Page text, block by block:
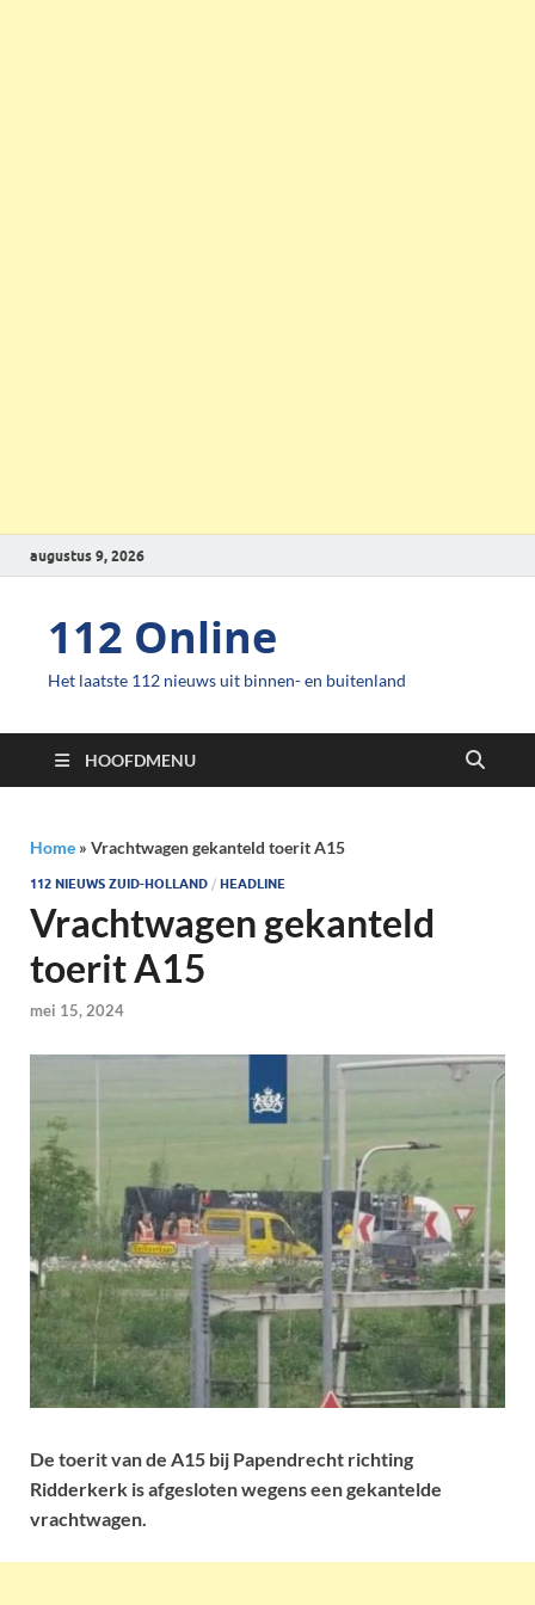
augustus 9, 2026
112 Online
Het laatste 112 nieuws uit binnen- en buitenland
HOOFDMENU
Home » Vrachtwagen gekanteld toerit A15
112 NIEUWS ZUID-HOLLAND / HEADLINE
Vrachtwagen gekanteld
toerit A15
mei 15, 2024
De toerit van de A15 bij Papendrecht richting
Ridderkerk is afgesloten wegens een gekantelde
vrachtwagen.